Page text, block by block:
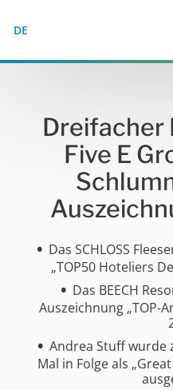
DE
Dreifacher
Five E
Das SCHLOSS
„TOP50 Hoteliers
Das BEECH
Auszeichnung „TOP-
Andrea Stuff wurde
Mal in Folge als